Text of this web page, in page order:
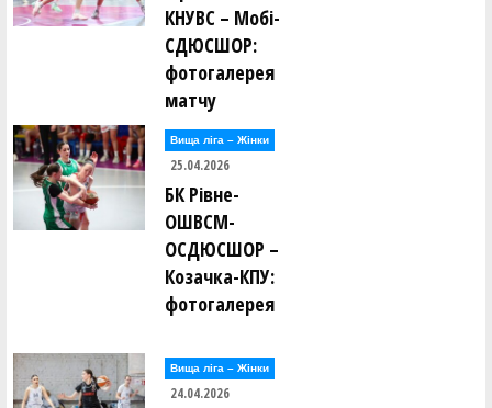
КНУВС – Мобі-
СДЮСШОР:
фотогалерея
матчу
Вища лiга – Жiнки
25.04.2026
БК Рівне-
ОШВСМ-
ОСДЮСШОР –
Козачка-КПУ:
фотогалерея
Вища лiга – Жiнки
24.04.2026